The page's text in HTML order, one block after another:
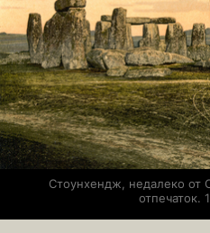
Стоунхендж, недалеко от
отпечаток.